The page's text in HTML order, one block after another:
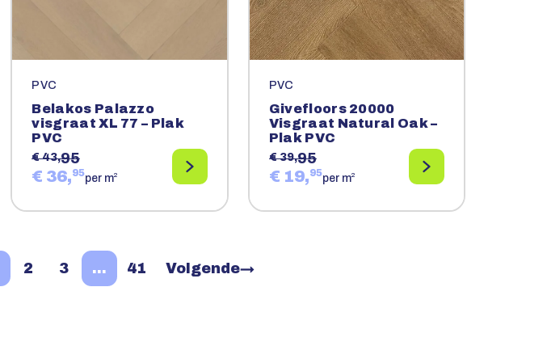
PVC
Belakos Palazzo
visgraat XL 77 – Plak
PVC
€ 43,95
€ 36,95per m2
PVC
Givefloors 20000
Visgraat Natural Oak –
Plak PVC
€ 39,95
€ 19,95per m2
2 3 … 41 Volgende→